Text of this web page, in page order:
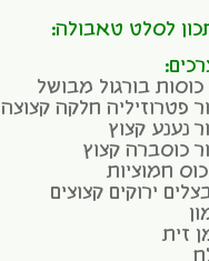
לסלט טאבולה:
פטרוזיליה חלקה קצוצה
נענע קצוץ
כוסברה קצוץ
חמוציות
זית